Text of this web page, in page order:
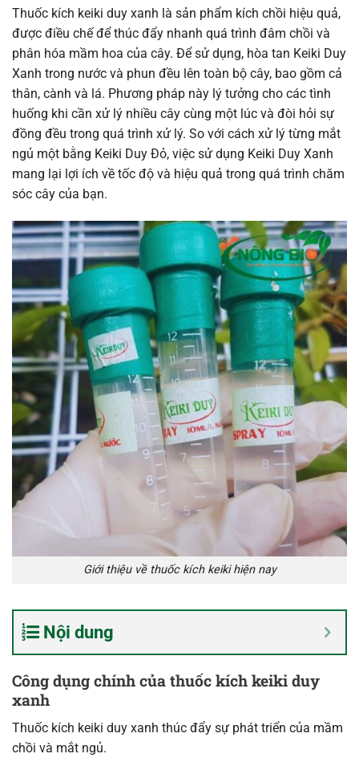
Thuốc kích keiki duy xanh là sản phẩm kích chồi hiệu quả,
được điều chế để thúc đẩy nhanh quá trình đâm chồi và
phân hóa mầm hoa của cây. Để sử dụng, hòa tan Keiki Duy
Xanh trong nước và phun đều lên toàn bộ cây, bao gồm cả
thân, cành và lá. Phương pháp này lý tưởng cho các tình
huống khi cần xử lý nhiều cây cùng một lúc và đòi hỏi sự
đồng đều trong quá trình xử lý. So với cách xử lý từng mắt
ngủ một bằng Keiki Duy Đỏ, việc sử dụng Keiki Duy Xanh
mang lại lợi ích về tốc độ và hiệu quả trong quá trình chăm
sóc cây của bạn.
Giới thiệu về thuốc kích keiki hiện nay
Nội dung
Công dụng chính của thuốc kích keiki duy
xanh
Thuốc kích keiki duy xanh thúc đẩy sự phát triển của mầm
chồi và mắt ngủ.